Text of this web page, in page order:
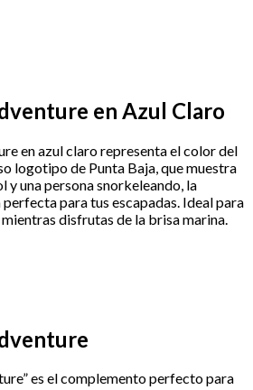
en Azul Claro
en azul claro representa el color del
logotipo de Punta Baja, que muestra
y una persona snorkeleando, la
para tus escapadas. Ideal para
disfrutas de la brisa marina.
es el complemento perfecto para